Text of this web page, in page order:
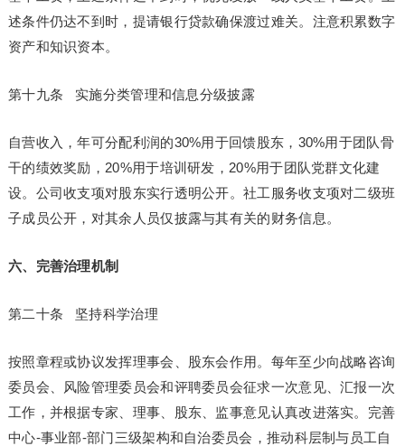
述条件仍达不到时，提请银行贷款确保渡过难关。注意积累数字
资产和知识资本。
第十九条 实施分类管理和信息分级披露
自营收入，年可分配利润的30%用于回馈股东，30%用于团队骨
干的绩效奖励，20%用于培训研发，20%用于团队党群文化建
设。公司收支项对股东实行透明公开。社工服务收支项对二级班
子成员公开，对其余人员仅披露与其有关的财务信息。
六、完善治理机制
第二十条 坚持科学治理
按照章程或协议发挥理事会、股东会作用。每年至少向战略咨询
委员会、风险管理委员会和评聘委员会征求一次意见、汇报一次
工作，并根据专家、理事、股东、监事意见认真改进落实。完善
中心-事业部-部门三级架构和自治委员会，推动科层制与员工自